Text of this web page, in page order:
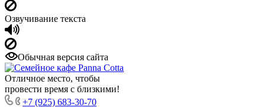
Озвучивание текста
Обычная версия сайта
Отличное место, чтобы
провести время с близкими!
+7 (925) 683-30-70